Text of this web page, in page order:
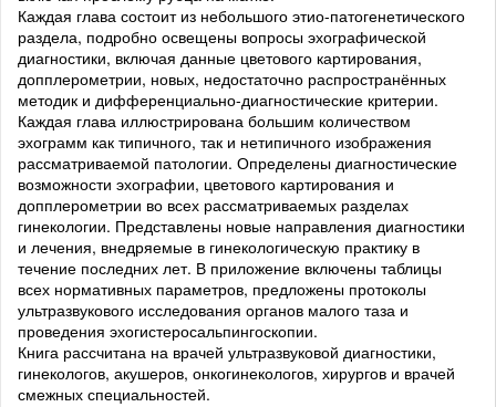
Каждая глава состоит из небольшого этио-патогенетического
раздела, подробно освещены вопросы эхографической
диагностики, включая данные цветового картирования,
допплерометрии, новых, недостаточно распространённых
методик и дифференциально-диагностические критерии.
Каждая глава иллюстрирована большим количеством
эхограмм как типичного, так и нетипичного изображения
рассматриваемой патологии. Определены диагностические
возможности эхографии, цветового картирования и
допплерометрии во всех рассматриваемых разделах
гинекологии. Представлены новые направления диагностики
и лечения, внедряемые в гинекологическую практику в
течение последних лет. В приложение включены таблицы
всех нормативных параметров, предложены протоколы
ультразвукового исследования органов малого таза и
проведения эхогистеросальпингоскопии.
Книга рассчитана на врачей ультразвуковой диагностики,
гинекологов, акушеров, онкогинекологов, хирургов и врачей
смежных специальностей.